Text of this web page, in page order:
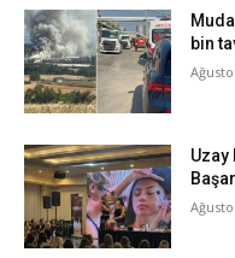
bin
Uzay